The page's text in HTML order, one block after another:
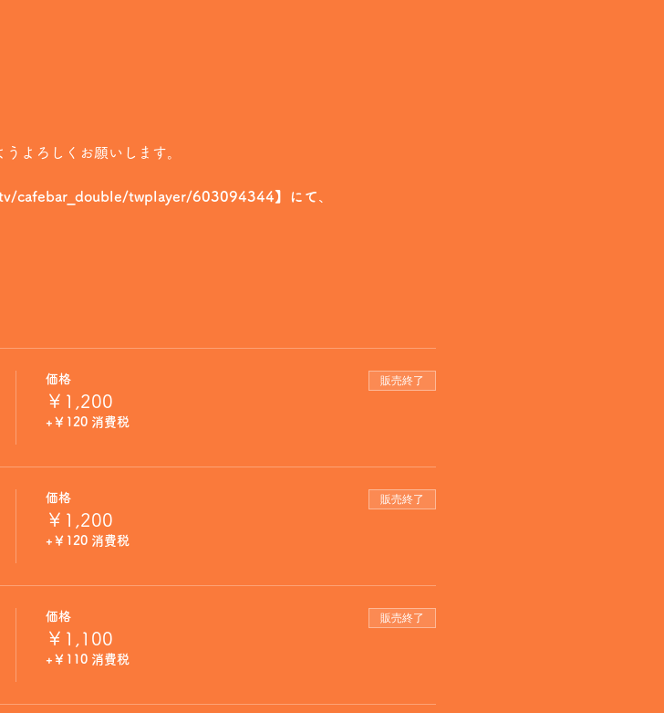
よろしくお願いします。
cafebar_double/twplayer/603094344】にて
価格
￥1,200
+￥120 消費税
販売終了
価格
￥1,200
+￥120 消費税
販売終了
価格
￥1,100
+￥110 消費税
販売終了